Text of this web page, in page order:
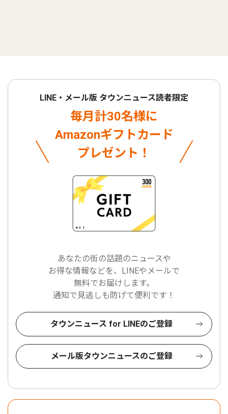
LINE・メール版 タウンニュース読者限定
毎月計30名様に
Amazonギフトカード
プレゼント！
あなたの街の話題のニュースや
お得な情報などを、LINEやメールで
無料でお届けします。
通知で見逃しも防げて便利です！
タウンニュース for LINEのご登録
メール版タウンニュースのご登録